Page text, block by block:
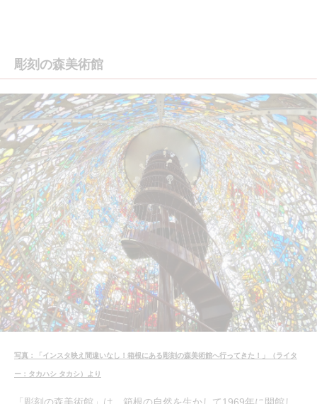
彫刻の森美術館
写真：「インスタ映え間違いなし！箱根にある彫刻の森美術館へ行ってきた！」（ライタ
ー：タカハシ タカシ）より
「彫刻の森美術館」は、箱根の自然を生かして1969年に開館し